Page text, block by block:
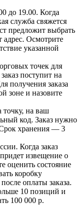
до 19.00. Когда
служба свяжется
предложит выбрать
адрес. Осмотрите
указанной
точек для
поступит на
получения заказа
зоне и назовите
точку, на ваш
код. Заказ нужно
Срок хранения — 3
Когда заказ
извещение о
оценить состояние
коробку
оплаты заказа.
10 позиций и
100 000 р.